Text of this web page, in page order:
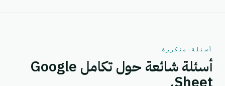
أسئلة متكررة
أسئلة شائعة حول تكامل Google